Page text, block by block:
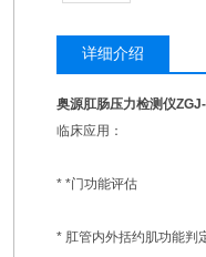
详细介绍
奥源肛肠压力检测仪
临床应用：
* *门功能评估
* 肛管内外括约肌功能判